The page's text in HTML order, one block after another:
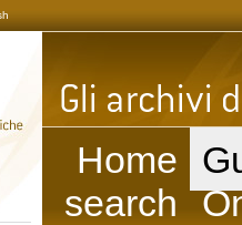
Home
search